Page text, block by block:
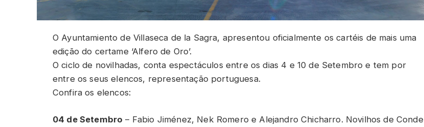
O Ayuntamiento de Villaseca de la Sagra, apresentou oficialmente os cartéis de mais uma
edição do certame ‘Alfero de Oro’.
O ciclo de novilhadas, conta espectáculos entre os dias 4 e 10 de Setembro e tem por
entre os seus elencos, representação portuguesa.
Confira os elencos:
04 de Setembro – Fabio Jiménez, Nek Romero e Alejandro Chicharro. Novilhos de Conde